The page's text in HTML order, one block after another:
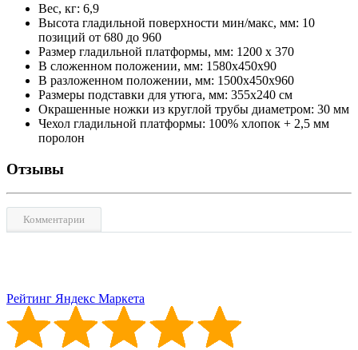
Вес, кг: 6,9
Высота гладильной поверхности мин/макс, мм: 10
позиций от 680 до 960
Размер гладильной платформы, мм: 1200 x 370
В сложенном положении, мм: 1580х450х90
В разложенном положении, мм: 1500х450х960
Размеры подставки для утюга, мм: 355х240 см
Окрашенные ножки из круглой трубы диаметром: 30 мм
Чехол гладильной платформы: 100% хлопок + 2,5 мм
поролон
Отзывы
Комментарии
Рейтинг Яндекс Маркета